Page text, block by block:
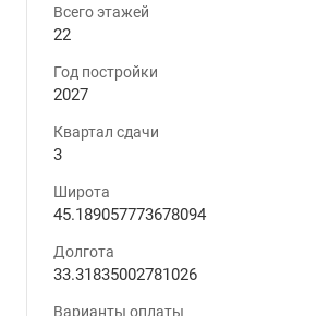
Всего этажей
22
Год постройки
2027
Квартал сдачи
3
Широта
45.189057773678094
Долгота
33.31835002781026
Варианты оплаты